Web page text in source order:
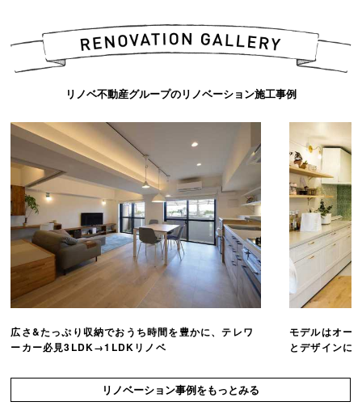
リノベ不動産グループのリノベーション施工事例
広さ&たっぷり収納でおうち時間を豊かに、テレワ
ーカー必見3LDK→1LDKリノベ
モデルはオー
とデザインに
リノベーション事例をもっとみる